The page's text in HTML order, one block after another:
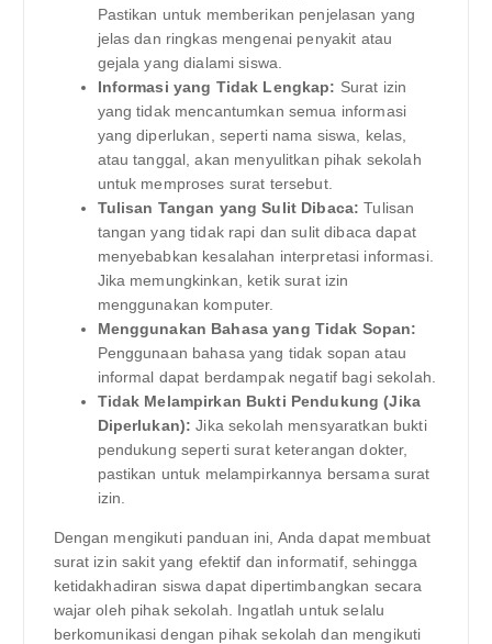
Pastikan untuk memberikan penjelasan yang
jelas dan ringkas mengenai penyakit atau
gejala yang dialami siswa.
Informasi yang Tidak Lengkap: Surat izin
yang tidak mencantumkan semua informasi
yang diperlukan, seperti nama siswa, kelas,
atau tanggal, akan menyulitkan pihak sekolah
untuk memproses surat tersebut.
Tulisan Tangan yang Sulit Dibaca: Tulisan
tangan yang tidak rapi dan sulit dibaca dapat
menyebabkan kesalahan interpretasi informasi.
Jika memungkinkan, ketik surat izin
menggunakan komputer.
Menggunakan Bahasa yang Tidak Sopan:
Penggunaan bahasa yang tidak sopan atau
informal dapat berdampak negatif bagi sekolah.
Tidak Melampirkan Bukti Pendukung (Jika
Diperlukan): Jika sekolah mensyaratkan bukti
pendukung seperti surat keterangan dokter,
pastikan untuk melampirkannya bersama surat
izin.
Dengan mengikuti panduan ini, Anda dapat membuat
surat izin sakit yang efektif dan informatif, sehingga
ketidakhadiran siswa dapat dipertimbangkan secara
wajar oleh pihak sekolah. Ingatlah untuk selalu
berkomunikasi dengan pihak sekolah dan mengikuti